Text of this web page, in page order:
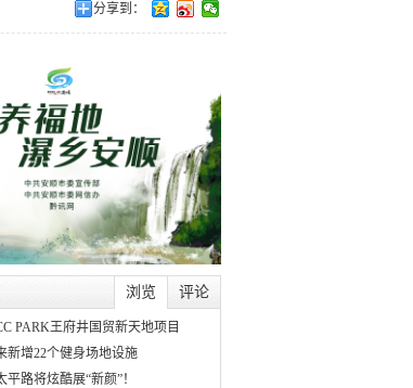
分享到：
浏览 评论
PARK王府井国贸新天地项目
新增22个健身场地设施
平路将炫酷展“新颜”！